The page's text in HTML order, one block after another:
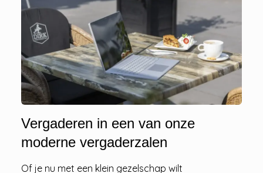
Vergaderen in een van onze
moderne vergaderzalen
Of je nu met een klein gezelschap wilt